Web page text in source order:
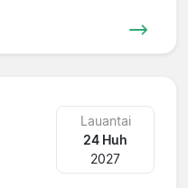
Lauantai
24 Huh
2027